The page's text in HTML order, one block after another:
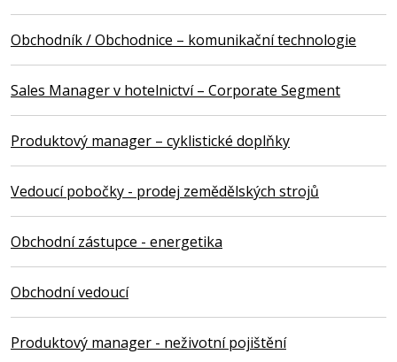
Obchodník / Obchodnice – komunikační technologie
Sales Manager v hotelnictví – Corporate Segment
Produktový manager – cyklistické doplňky
Vedoucí pobočky - prodej zemědělských strojů
Obchodní zástupce - energetika
Obchodní vedoucí
Produktový manager - neživotní pojištění